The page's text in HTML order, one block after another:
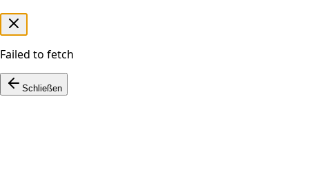
Failed to fetch
Schließen